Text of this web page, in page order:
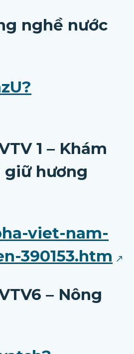
nghề nước
1 – Khám
giữ hương
viet-nam-
390153.htm
– Nông